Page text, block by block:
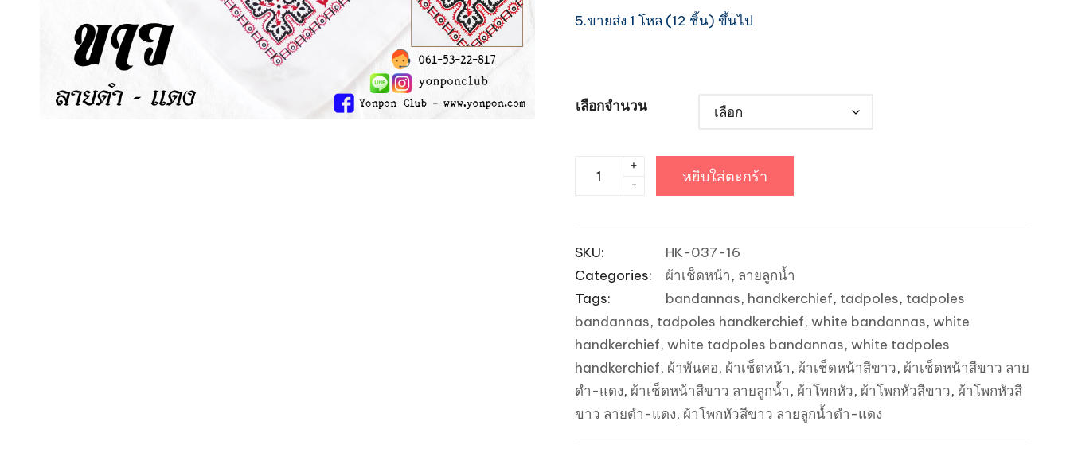
5.ขายส่ง 1 โหล (12 ชิ้น) ขึ้นไป
เลือกจำนวน
Bandannas
ลาย
ลูกน้ำ
สี
ขาว
ขอบ
ดำ
ลาย
-
+
หยิบใส่ตะกร้า
SKU:
HK-037-16
Categories:
ผ้าเช็ดหน้า, ลายลูกน้ำ
Tags:
bandannas, handkerchief, tadpoles, tadpoles
bandannas, tadpoles handkerchief, white bandannas, white
handkerchief, white tadpoles bandannas, white tadpoles
handkerchief, ผ้าพันคอ, ผ้าเช็ดหน้า, ผ้าเช็ดหน้าสีขาว, ผ้าเช็ดหน้าสีขาว ลาย
ดำ-แดง, ผ้าเช็ดหน้าสีขาว ลายลูกน้ำ, ผ้าโพกหัว, ผ้าโพกหัวสีขาว, ผ้าโพกหัวสี
ขาว ลายดำ-แดง, ผ้าโพกหัวสีขาว ลายลูกน้ำดำ-แดง